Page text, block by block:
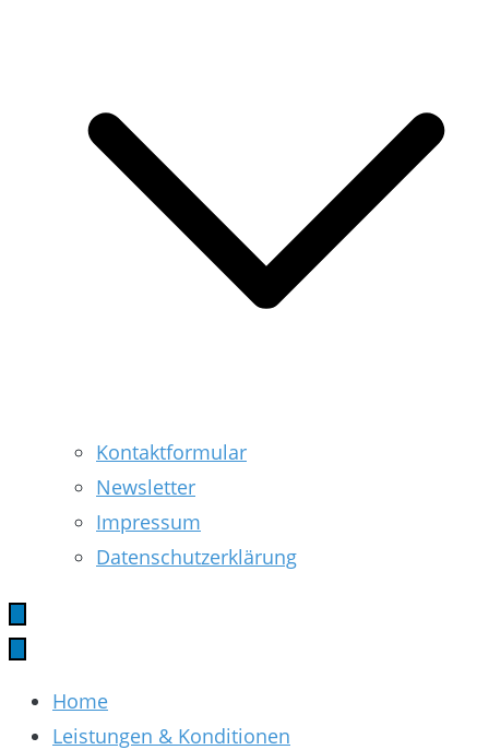
Kontaktformular
Newsletter
Impressum
Datenschutzerklärung
Home
Leistungen & Konditionen